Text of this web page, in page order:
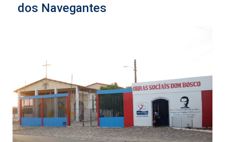
dos Navegantes